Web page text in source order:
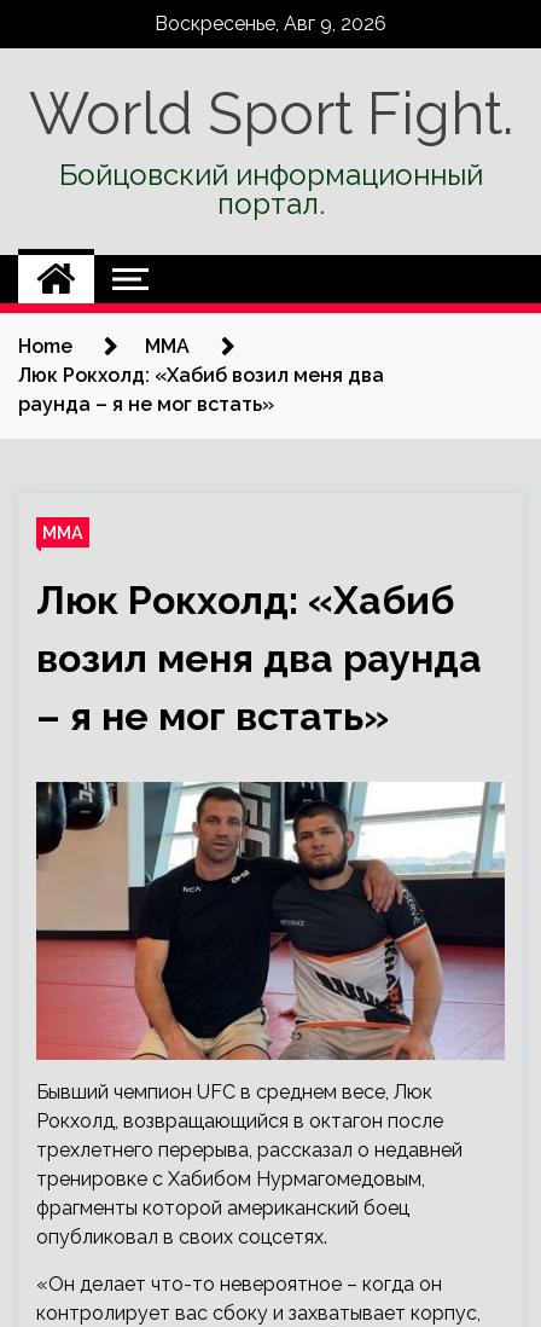
Воскресенье, Авг 9, 2026
World Sport Fight.
Бойцовский информационный
портал.
Home
ММА
Люк Рокхолд: «Хабиб возил меня два
раунда – я не мог встать»
ММА
Люк Рокхолд: «Хабиб
возил меня два раунда
– я не мог встать»
Бывший чемпион UFC в среднем весе, Люк
Рокхолд, возвращающийся в октагон после
трехлетнего перерыва, рассказал о недавней
тренировке с Хабибом Нурмагомедовым,
фрагменты которой американский боец
опубликовал в своих соцсетях.
«Он делает что-то невероятное – когда он
контролирует вас сбоку и захватывает корпус,